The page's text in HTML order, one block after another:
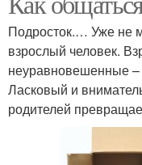
Подросток.… Уже не
взрослый человек.
неуравновешенные –
Ласковый и
родителей